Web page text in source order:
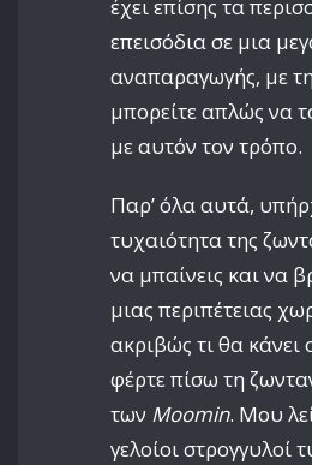
έχει επίσης τα
επεισόδια σε μια
αναπαραγωγής, με
μπορείτε απλώς να
με αυτόν τον τρόπο.
Παρ’ όλα αυτά,
τυχαιότητα της
να μπαίνεις και να
μιας περιπέτειας
ακριβώς τι θα
φέρτε πίσω τη
των Moomin. Μου
γελοίοι στρογγυλοί